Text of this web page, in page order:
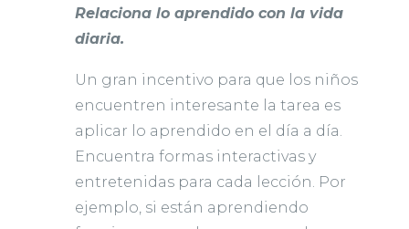
Relaciona lo aprendido con la vida
diaria.
Un gran incentivo para que los niños
encuentren interesante la tarea es
aplicar lo aprendido en el día a día.
Encuentra formas interactivas y
entretenidas para cada lección. Por
ejemplo, si están aprendiendo